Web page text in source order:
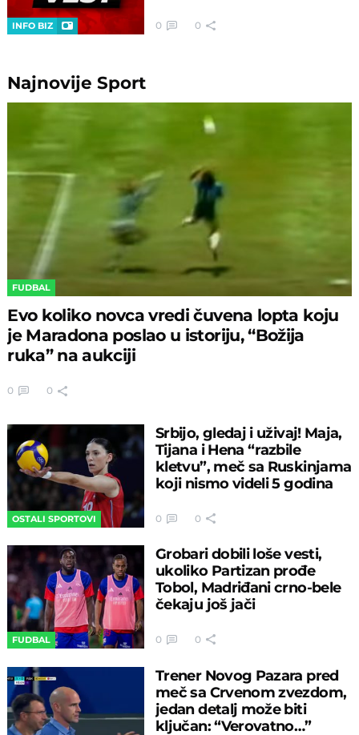
INFO BIZ 0 0
NajnovijeSport
FUDBAL
Evo koliko novca vredi čuvena lopta koju
je Maradona poslao u istoriju, “Božija
ruka” na aukciji
0 0
OSTALI SPORTOVI
Srbijo, gledaj i uživaj! Maja,
Tijana i Hena “razbile
kletvu”, meč sa Ruskinjama
koji nismo videli 5 godina
0 0
FUDBAL
Grobari dobili loše vesti,
ukoliko Partizan prođe
Tobol, Madriđani crno-bele
čekaju još jači
0 0
Trener Novog Pazara pred
meč sa Crvenom zvezdom,
jedan detalj može biti
ključan: “Verovatno…”